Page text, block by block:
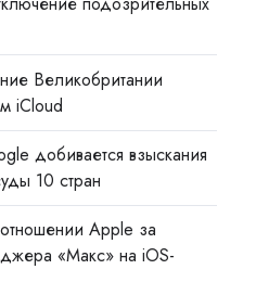
Великобритании
iCloud
добивается взыскания
10 стран
Apple за
«Макс» на iOS-